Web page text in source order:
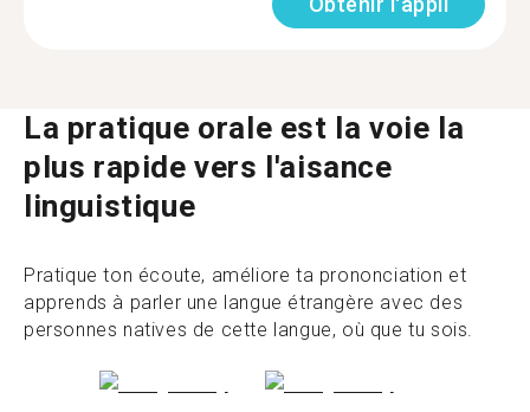
La pratique orale est la voie la
plus rapide vers l'aisance
linguistique
Pratique ton écoute, améliore ta prononciation et
apprends à parler une langue étrangère avec des
personnes natives de cette langue, où que tu sois.